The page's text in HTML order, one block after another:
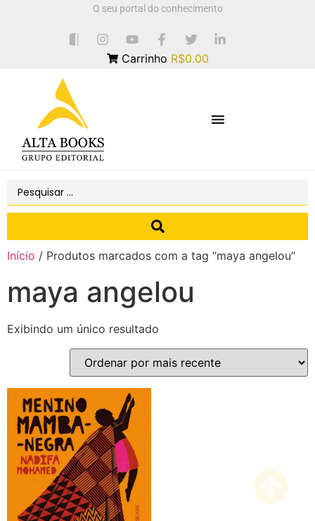
O seu portal do conhecimento
Carrinho R$0.00
Início / Produtos marcados com a tag “maya angelou”
maya angelou
Exibindo um único resultado